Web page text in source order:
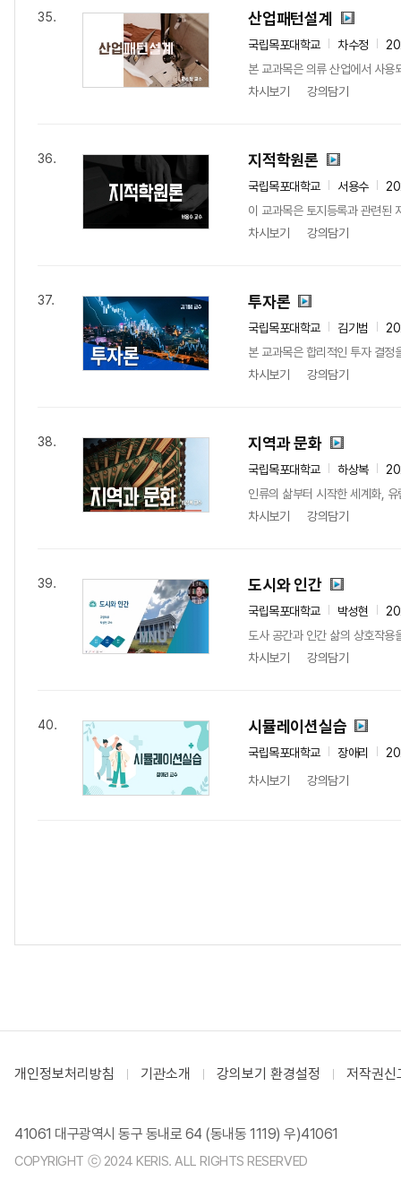
35. 산업패턴설계
국립목포대학교 차수정
본 교과목은 의류 산업에서 사
차시보기
강의담기
36. 지적학원론
국립목포대학교 서용수
이 교과목은 토지등록과 관련된
차시보기
강의담기
37. 투자론
국립목포대학교 김기범
본 교과목은 합리적인 투자 결
차시보기
강의담기
38. 지역과 문화
국립목포대학교 하상복
인류의 삶부터 시작한 세계화,
차시보기
강의담기
39. 도시와 인간
국립목포대학교 박성현
도사 공간과 인간 삶의 상호작
차시보기
강의담기
40. 시뮬레이션실습
국립목포대학교 장애리
차시보기
강의담기
개인정보처리방침 기관소개 강의보기 환경설정 저작권신
41061 대구광역시 동구 동내로 64 (동내동 1119) 우)41061
COPYRIGHT ⓒ 2024 KERIS. ALL RIGHTS RESERVED